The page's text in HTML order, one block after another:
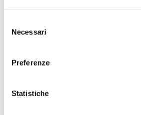
delNecessari
Preferenze
Statistiche